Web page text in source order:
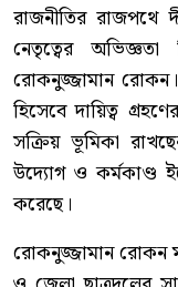
রাজনীতির রাজপথে
নেতৃত্বের অভিজ্ঞতা
রোকনুজ্জামান
হিসেবে দায়িত্ব
সক্রিয় ভূমিকা
উদ্যোগ ও কর্মকাণ্ড
করেছে।
রোকনুজ্জামান রোকন